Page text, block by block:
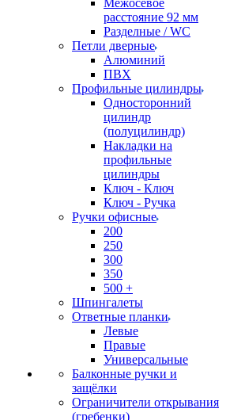
Межосевое
расстояние 92 мм
Разделные / WC
Петли дверные
Алюминий
ПВХ
Профильные цилиндры
Односторонний
цилиндр
(полуцилиндр)
Накладки на
профильные
цилиндры
Ключ - Ключ
Ключ - Ручка
Ручки офисные
200
250
300
350
500 +
Шпингалеты
Ответные планки
Левые
Правые
Универсальные
Балконные ручки и
защёлки
Ограничители открывания
(гребенки)